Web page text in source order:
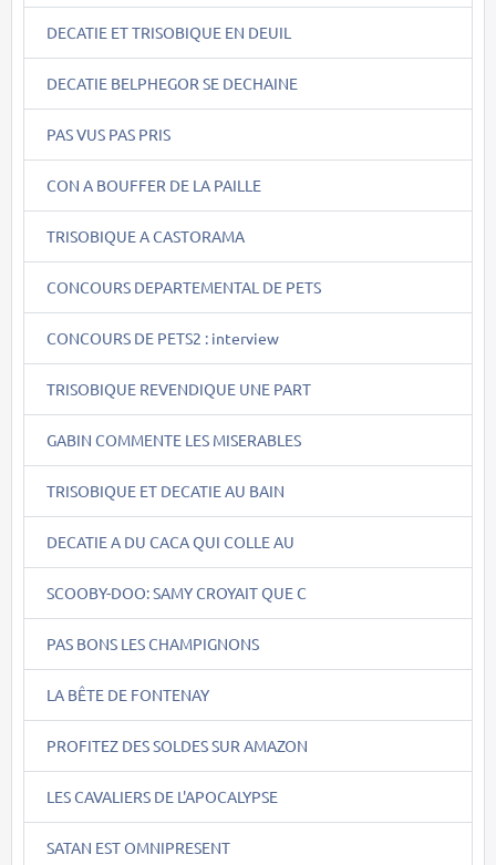
DECATIE ET TRISOBIQUE EN DEUIL
DECATIE BELPHEGOR SE DECHAINE
PAS VUS PAS PRIS
CON A BOUFFER DE LA PAILLE
TRISOBIQUE A CASTORAMA
CONCOURS DEPARTEMENTAL DE PETS
CONCOURS DE PETS2 : interview
TRISOBIQUE REVENDIQUE UNE PART
GABIN COMMENTE LES MISERABLES
TRISOBIQUE ET DECATIE AU BAIN
DECATIE A DU CACA QUI COLLE AU
SCOOBY-DOO: SAMY CROYAIT QUE C
PAS BONS LES CHAMPIGNONS
LA BÊTE DE FONTENAY
PROFITEZ DES SOLDES SUR AMAZON
LES CAVALIERS DE L'APOCALYPSE
SATAN EST OMNIPRESENT